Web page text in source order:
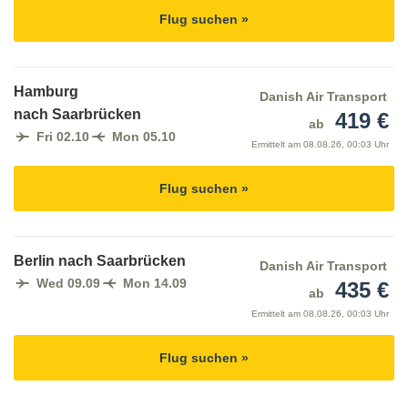
Flug suchen »
Hamburg
nach Saarbrücken
Fri 02.10 Mon 05.10
Danish Air Transport
ab
419 €
Ermittelt am 08.08.26, 00:03 Uhr
Flug suchen »
Berlin nach Saarbrücken
Wed 09.09 Mon 14.09
Danish Air Transport
ab
435 €
Ermittelt am 08.08.26, 00:03 Uhr
Flug suchen »